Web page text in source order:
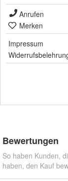
Anrufen
Merken
Impressum
Bewertungen
So haben Kunden,
haben, den Kauf